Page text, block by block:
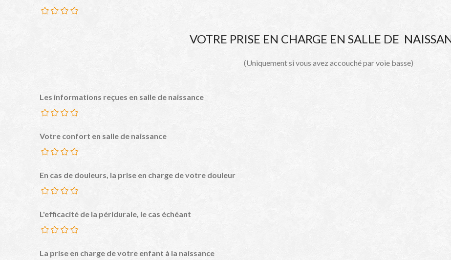
VOTRE PRISE EN CHARGE EN SALLE DE
(Uniquement si vous avez accouché par voie basse)
Les informations reçues en salle de naissance
Votre confort en salle de naissance
En cas de douleurs, la prise en charge de votre douleur
L'efficacité de la péridurale, le cas échéant
La prise en charge de votre enfant à la naissance